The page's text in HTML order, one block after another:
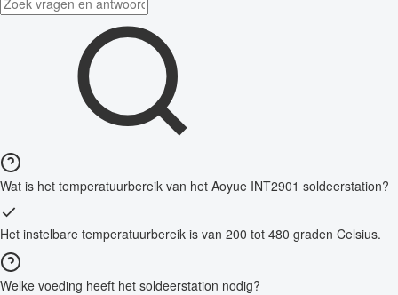
Wat is het temperatuurbereik van het Aoyue INT2901 soldeerstation?
Het instelbare temperatuurbereik is van 200 tot 480 graden Celsius.
Welke voeding heeft het soldeerstation nodig?